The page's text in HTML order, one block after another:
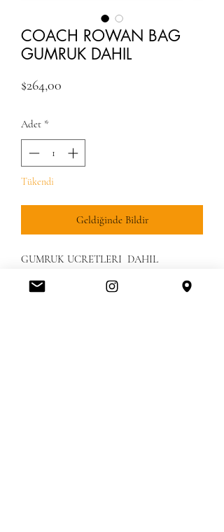
COACH ROWAN BAG
GUMRUK DAHIL
$264,00
Adet *
Tükendi
Geldiğinde Bildir
GUMRUK UCRETLERI DAHIL